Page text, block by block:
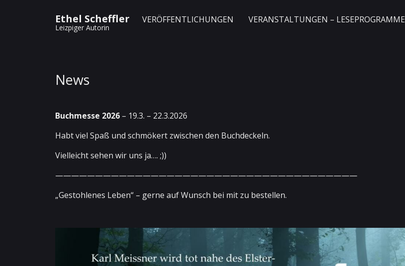
Ethel Scheffler
Leizpiger Autorin
VERÖFFENTLICHUNGEN VERANSTALTUNGEN – LESEPROGRAMME
News
Buchmesse 2026– 19.3. – 22.3.2026
Habt viel Spaß und schmökert zwischen den Buchdeckeln.
Vielleicht sehen wir uns ja…. ;))
——————————————————————————————————————
„Gestohlenes Leben“ – gerne auf Wunsch bei mit zu bestellen.